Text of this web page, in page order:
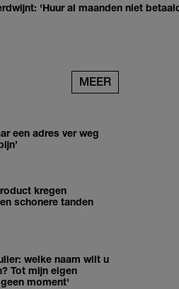
'Huur al maanden niet
MEER
een adres ver weg
kregen
schonere tanden
welke naam wilt u
Tot mijn eigen
moment'